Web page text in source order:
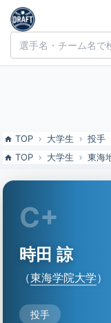
時田 諒（東海学院大）
の評価
ドラフト候補とみんな
TOP 大学生 投手
TOP
大学生 東海
C+
時田 諒
（東海学院大学）
投手